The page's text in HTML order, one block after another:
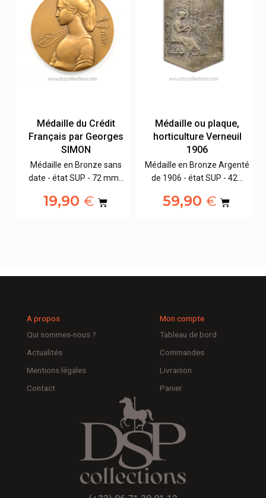
Médaille du Crédit
Français par Georges
SIMON
Médaille en Bronze sans
date - état SUP - 72 mm…
19,90 €
Médaille ou plaque,
horticulture Verneuil
1906
Médaille en Bronze Argenté
de 1906 - état SUP - 42…
59,90€
A propos
Qui sommes-nous ?
Actualités
Mentions légales
Contact
Mon compte
Tableau de bord
Commandes
Livraison
Panier